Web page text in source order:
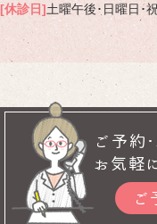
[休診日]土曜午後･日曜日･
ご予約
お気軽
ご